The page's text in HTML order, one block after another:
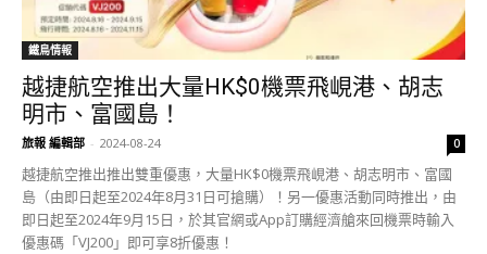
鐵鳥情報
越捷航空推出大量HK$0機票飛峴港、胡志
明市、富國島！
旅報 編輯部 - 2024-08-24 0
越捷航空推出推出雙重優惠，大量HK$0機票飛峴港、胡志明市、富國
島（由即日起至2024年8月31日可搶購）！另一優惠活動同時推出，由
即日起至2024年9月15日，於其官網或App訂購經濟艙來回機票時輸入
優惠碼「VJ200」即可享8折優惠！